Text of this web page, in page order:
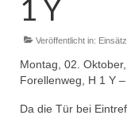
Einsätze
1 Y
Veröffentlicht in:
Montag, 02.
Forellenweg, H 1 Y
Da die Tür bei